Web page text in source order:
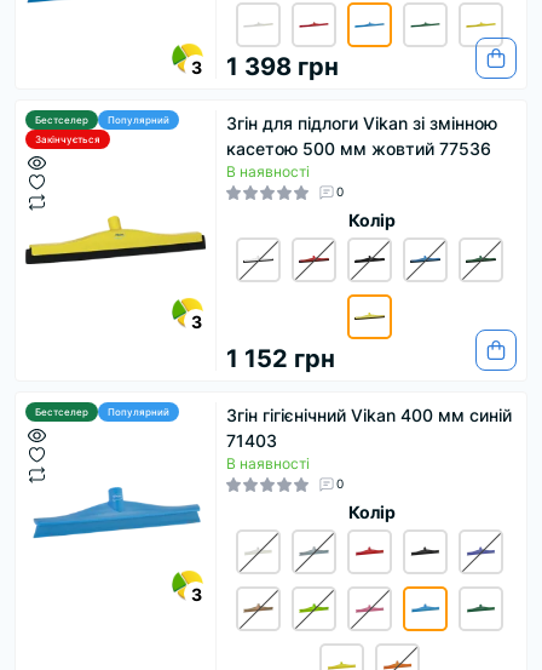
3 1 398 грн
Бестселер
Популярний
Закінчується
3
Згін для підлоги Vikan зі змінною
касетою 500 мм жовтий 77536
В наявності
0
Колір
1 152 грн
Бестселер Популярний
3
Згін гігієнічний Vikan 400 мм синій
71403
В наявності
0
Колір